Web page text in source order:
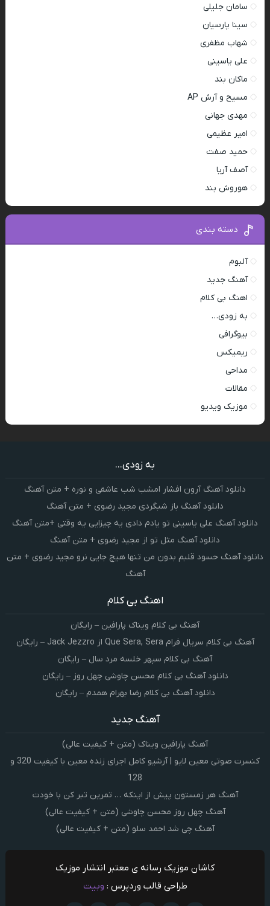
سامان جلیلی
سینا پارسیان
شهاب مظفری
علی یاسینی
ماکان بند
مسیح و آرش AP
مهدی جهانی
امیر عظیمی
حمید صفت
آصف آریا
هوروش بند
دسته بندی
آلبوم
آهنگ جدید
اهنگ بی کلام
به زودی…
بیوگرافی
ریمیکس
مداحی
مقالات
موزیک ویدیو
به زودی...
دانلود آهنگ آرون افشار امشب شب عاشقی و نوره + متن آهنگ
دانلود آهنگ باز شبگردی مجید رضوی + متن آهنگ
دانلود آهنگ علی یاسینی تو یادم دادی یه چیزایی یه وقتی +متن آهنگ
دانلود آهنگ مثل تو از مجید رضوی + متن آهنگ
دانلود آهنگ حسود قلبم بدون من تنها هیچ جایی نرو مجید رضوی + متن
آهنگ
اهنگ بی کلام
آهنگ بی کلام ویناک پارافین – رایگان
آهنگ بی کلام سریال فرام Que Sera, Sera از Jack Jezzro – رایگان
آهنگ بی کلام سپهر خلسه مرد سال – رایگان
دانلود آهنگ بی کلام محسن چاوشی چهل روز – رایگان
دانلود آهنگ بی کلام رضا بهرام همدم – رایگان
آهنگ جدید
آهنگ پارافین ویناک (متن + کیفیت عالی)
کنسرت صوتی معین لایو | آرشیو کامل اجرای زنده معین با کیفیت 320 و
128
آهنگ هر زمستون پیش از اینکه … تمرین تبر کن با خودت
آهنگ چهل روز محسن چاوشی (متن + کیفیت عالی)
آهنگ چی شد احمد سلو (متن + کیفیت عالی)
کاشان موزیک رسانه ی معتبر انتشار موزیک
طراحی قالب وردپرس : وبیت